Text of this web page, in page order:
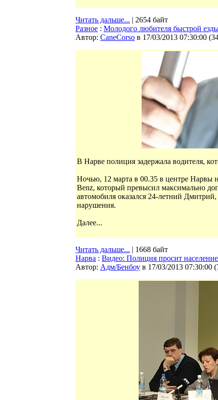
Читать дальше... | 2654 байт
Разное : Молодого любителя быстрой
Автор: CaneCorso в 17/03/2013 07:30:00 (
В Нарве полиция задержала водителя,
Ночью, 12 марта в 00.35 в центре Нарвы
Benz, который превысил максимально
автомобиля оказался 24-летний
нарушения.
Далее...
Читать дальше... | 1668 байт
Нарва : Видео: Полиция просит
Автор: Адм/Бенбоу в 17/03/2013 07:30:00 (